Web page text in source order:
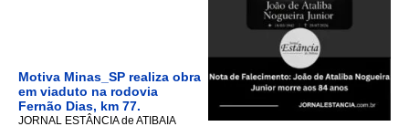
Motiva Minas_SP realiza obra
em viaduto na rodovia
Fernão Dias, km 77.
JORNAL ESTÂNCIA de ATIBAIA